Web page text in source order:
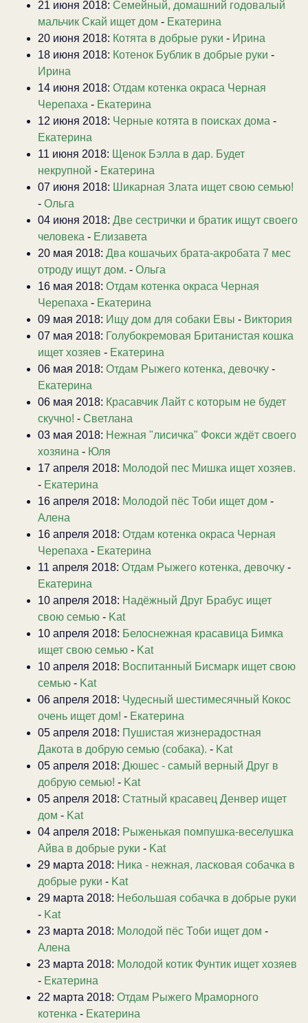
21 июня 2018: Семейный, домашний годовалый
мальчик Скай ищет дом - Екатерина
20 июня 2018: Котята в добрые руки - Ирина
18 июня 2018: Котенок Бублик в добрые руки -
Ирина
14 июня 2018: Отдам котенка окраса Черная
Черепаха - Екатерина
12 июня 2018: Черные котята в поисках дома -
Екатерина
11 июня 2018: Щенок Бэлла в дар. Будет
некрупной - Екатерина
07 июня 2018: Шикарная Злата ищет свою семью!
- Ольга
04 июня 2018: Две сестрички и братик ищут своего
человека - Елизавета
20 мая 2018: Два кошачьих брата-акробата 7 мес
отроду ищут дом. - Ольга
16 мая 2018: Отдам котенка окраса Черная
Черепаха - Екатерина
09 мая 2018: Ищу дом для собаки Евы - Виктория
07 мая 2018: Голубокремовая Британистая кошка
ищет хозяев - Екатерина
06 мая 2018: Отдам Рыжего котенка, девочку -
Екатерина
06 мая 2018: Красавчик Лайт с которым не будет
скучно! - Светлана
03 мая 2018: Нежная "лисичка" Фокси ждёт своего
хозяина - Юля
17 апреля 2018: Молодой пес Мишка ищет хозяев.
- Екатерина
16 апреля 2018: Молодой пёс Тоби ищет дом -
Алена
16 апреля 2018: Отдам котенка окраса Черная
Черепаха - Екатерина
11 апреля 2018: Отдам Рыжего котенка, девочку -
Екатерина
10 апреля 2018: Надёжный Друг Брабус ищет
свою семью - Kat
10 апреля 2018: Белоснежная красавица Бимка
ищет свою семью - Kat
10 апреля 2018: Воспитанный Бисмарк ищет свою
семью - Kat
06 апреля 2018: Чудесный шестимесячный Кокос
очень ищет дом! - Екатерина
05 апреля 2018: Пушистая жизнерадостная
Дакота в добрую семью (собака). - Kat
05 апреля 2018: Дюшес - самый верный Друг в
добрую семью! - Kat
05 апреля 2018: Статный красавец Денвер ищет
дом - Kat
04 апреля 2018: Рыженькая помпушка-веселушка
Айва в добрые руки - Kat
29 марта 2018: Ника - нежная, ласковая собачка в
добрые руки - Kat
29 марта 2018: Небольшая собачка в добрые руки
- Kat
23 марта 2018: Молодой пёс Тоби ищет дом -
Алена
23 марта 2018: Молодой котик Фунтик ищет хозяев
- Екатерина
22 марта 2018: Отдам Рыжего Мраморного
котенка - Екатерина